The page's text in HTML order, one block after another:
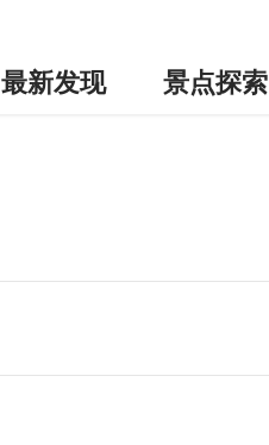
最新发现 景点探索